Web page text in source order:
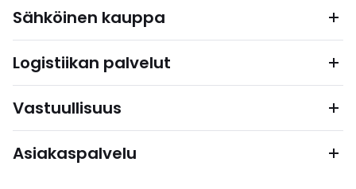
Sähköinen kauppa
Logistiikan palvelut
Vastuullisuus
Asiakaspalvelu